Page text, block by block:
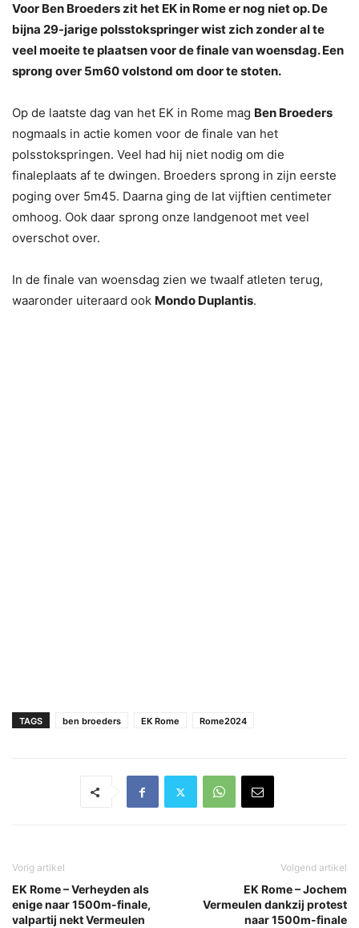
Voor Ben Broeders zit het EK in Rome er nog niet op. De
bijna 29-jarige polsstokspringer wist zich zonder al te
veel moeite te plaatsen voor de finale van woensdag. Een
sprong over 5m60 volstond om door te stoten.
Op de laatste dag van het EK in Rome mag Ben Broeders
nogmaals in actie komen voor de finale van het
polsstokspringen. Veel had hij niet nodig om die
finaleplaats af te dwingen. Broeders sprong in zijn eerste
poging over 5m45. Daarna ging de lat vijftien centimeter
omhoog. Ook daar sprong onze landgenoot met veel
overschot over.
In de finale van woensdag zien we twaalf atleten terug,
waaronder uiteraard ook Mondo Duplantis.
TAGS ben broeders EK Rome Rome2024
Vorig artikel
EK Rome – Verheyden als
enige naar 1500m-finale,
valpartij nekt Vermeulen
Volgend artikel
EK Rome – Jochem
Vermeulen dankzij protest
naar 1500m-finale